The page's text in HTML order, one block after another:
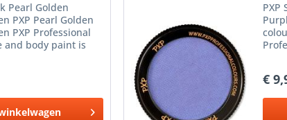
Pearl Golden
PXP Pearl Golden
PXP Professional
and body paint is
overschilderbaar,
onder...
PXP
€